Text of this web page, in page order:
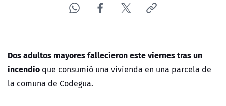
Dos adultos mayores fallecieron este viernes tras un
incendio que consumió una vivienda en una parcela de
la comuna de Codegua.